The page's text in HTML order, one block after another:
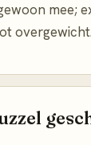
mee;
overgewicht.